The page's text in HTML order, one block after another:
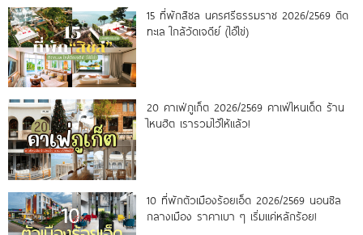
15 ที่พักสิชล นครศรีธรรมราช 2026/2569 ติด
ทะเล ใกล้วัดเจดีย์ (ไอ้ไข่)
20 คาเฟ่ภูเก็ต 2026/2569 คาเฟ่ไหนเด็ด ร้าน
ไหนฮิต เรารวมไว้ให้แล้ว!
10 ที่พักตัวเมืองร้อยเอ็ด 2026/2569 นอนชิล
กลางเมือง ราคาเบา ๆ เริ่มแค่หลักร้อย!